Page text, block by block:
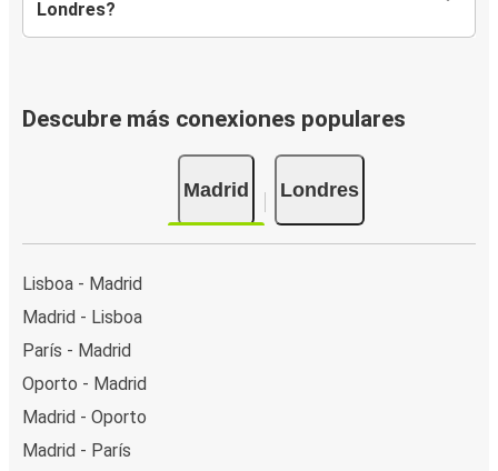
Londres?
Descubre más conexiones populares
Madrid Londres
Lisboa - Madrid
Madrid - Lisboa
París - Madrid
Oporto - Madrid
Madrid - Oporto
Madrid - París